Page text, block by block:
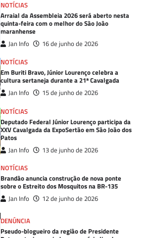
NOTÍCIAS
Arraial da Assembleia 2026 será aberto nesta
quinta-feira com o melhor do São João
maranhense
Jan Info
16 de junho de 2026
NOTÍCIAS
Em Buriti Bravo, Júnior Lourenço celebra a
cultura sertaneja durante a 21ª Cavalgada
Jan Info
15 de junho de 2026
NOTÍCIAS
Deputado Federal Júnior Lourenço participa da
XXV Cavalgada da ExpoSertão em São João dos
Patos
Jan Info
13 de junho de 2026
NOTÍCIAS
Brandão anuncia construção de nova ponte
sobre o Estreito dos Mosquitos na BR-135
Jan Info 12 de junho de 2026
DENÚNCIA
Pseudo-blogueiro da região de Presidente